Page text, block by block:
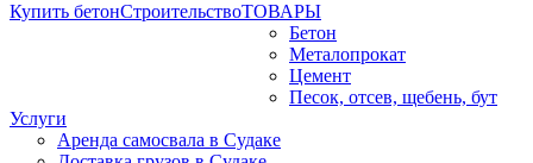
Купить бетонСтроительствоТОВАРЫ
Бетон
Металопрокат
Цемент
Песок, отсев, щебень, бут
Услуги
Аренда самосвала в Судаке